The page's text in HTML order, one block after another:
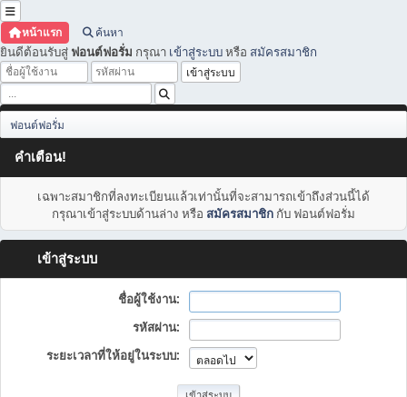
หน้าแรก ค้นหา
ยินดีต้อนรับสู่ ฟอนต์ฟอรั่ม กรุณา เข้าสู่ระบบหรือ สมัครสมาชิก
ฟอนต์ฟอรั่ม
คำเตือน!
เฉพาะสมาชิกที่ลงทะเบียนแล้วเท่านั้นที่จะสามารถเข้าถึงส่วนนี้ได้
กรุณาเข้าสู่ระบบด้านล่าง หรือ สมัครสมาชิก กับ ฟอนต์ฟอรั่ม
เข้าสู่ระบบ
ชื่อผู้ใช้งาน:
รหัสผ่าน:
ระยะเวลาที่ให้อยู่ในระบบ: